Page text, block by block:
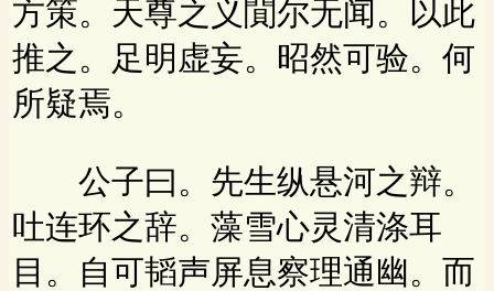
方策。天尊之义閴尔无闻。以此
推之。足明虚妄。昭然可验。何
所疑焉。
公子曰。先生纵悬河之辩。
吐连环之辞。藻雪心灵清涤耳
目。自可韬声屏息察理通幽。而